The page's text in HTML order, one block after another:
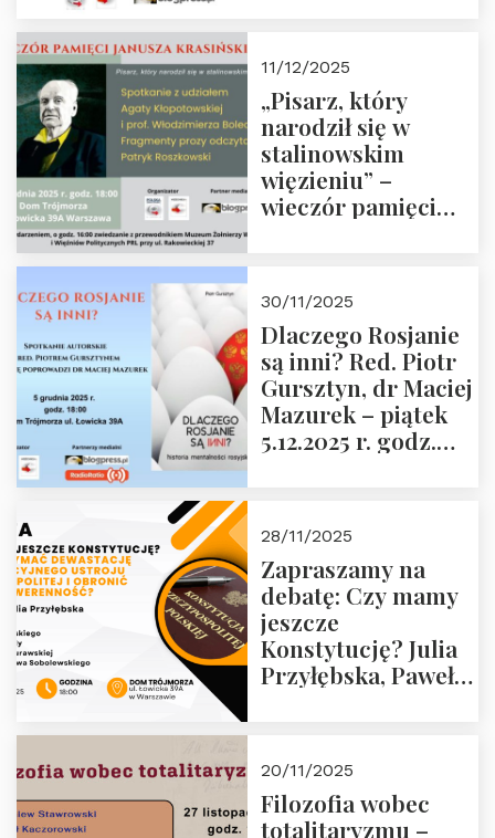
11/12/2025
„Pisarz, który
narodził się w
stalinowskim
więzieniu” –
wieczór pamięci
zwiedzanie
Muzeum Żołnierzy
Wyklętych i
Więźniów
Politycznych PRL o
godz. 16:00 – 19
30/11/2025
Dlaczego Rosjanie
są inni? Red. Piotr
Gursztyn, dr Maciej
Mazurek – piątek
5.12.2025 r. godz.
28/11/2025
Zapraszamy na
debatę: Czy mamy
jeszcze
Konstytucję? Julia
Przyłębska, Paweł
Przemysław
Sobolewski – 4
20/11/2025
Filozofia wobec
totalitaryzmu –